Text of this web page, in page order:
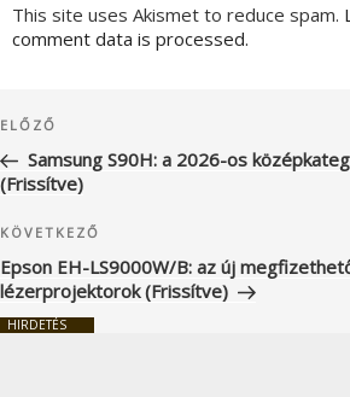
This site uses Akismet to reduce spam.
comment data is processed.
navigáció
Korábbi
bejegyzés
ELŐZŐ
Samsung S90H: a 2026-os
(Frissítve)
Következő
bejegyzés
KÖVETKEZŐ
Epson EH-LS9000W/B: az új
lézerprojektorok (Frissítve)
HIRDETÉS